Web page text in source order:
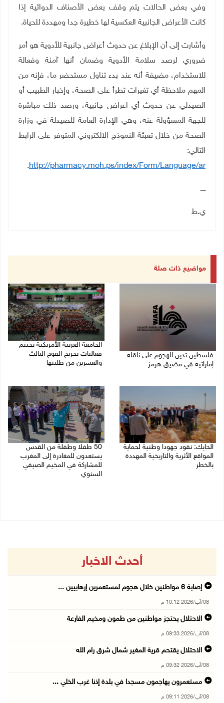
وفي بعض الحالات يتم وقف بعض الأصناف الدوائية إذا
كانت الأعراض الجانبية العكسية لها خطيرة جدا ومهددة للحياة.
وأشارت إلى أن الإبلاغ عن حدوث أعراض جانبية للأدوية هو أمر
ضروري لرصد سلامة الأدوية وضمان أنها آمنة وفعالة
للاستخدام، مضيفة أنه عند بدء تناول مستحضر ما، فإنه من
المهم ملاحظة أي تغيرات تطرأ على الصحة، وإخبار الطبيب أو
الصيدلي عن حدوث أي اعراض جانبية، ورصد ذلك مباشرة
للجهة المسؤولة عنه، وهي الإدارة العامة للصيدلة في وزارة
الصحة من خلال تعبئة النموذج الالكتروني المتوفر على الرابط
التالي:
http://pharmacy.moh.ps/index/Form/Language/ar
.
ـــــ
ي.ط
مواضيع ذات صلة
فلسطين تدين الهجوم على ناقلة
إماراتية في مضيق هرمز
الجامعة العربية الأمريكية تختتم
فعاليات تخريج الفوج الثالث
والعشرين من طلبتها
الحايك: نقود جهودا وطنية لحماية
المواقع الأثرية والتاريخية المهددة
بالخطر
50 طفلا وطفلة من القدس
يستعدون للمغادرة إلى المغرب
للمشاركة في المخيم الصيفي
السنوي
أحدث الاخبار
إصابة 6 مواطنين خلال هجوم لمستعمرين إرهابيين ...
08/آب/2026 10:12 م
الاحتلال يحتجز مواطنين من طمون ومخيم الفارعة
08/آب/2026 09:33 م
الاحتلال يقتحم قرية المغير شمال شرق رام الله
08/آب/2026 09:32 م
مستعمرون يهاجمون مسجدا في بلدة إذنا غرب الخلي ...
08/آب/2026 09:11 م